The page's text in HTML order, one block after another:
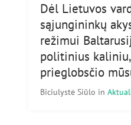
Dėl Lietuvos
sąjungininkų
režimui
politinius
prieglobsčio
Biciulystė Siūlo in